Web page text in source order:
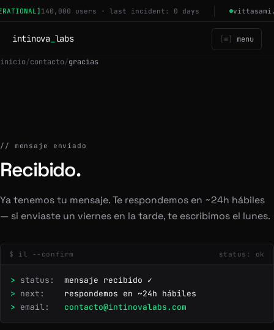
Saltar al contenido
140,000 users · last incident: 0 days
intinova_ labs menu
inicio/contacto/gracias
mensaje enviado
Recibido.
Ya tenemos tu mensaje. Te respondemos en ~24h hábiles
— si enviaste un viernes en la tarde, te escribimos el lunes.
$ il --confirm status: ok
> status: mensaje recibido ✓
> next: respondemos en ~24h hábiles
> email: contacto@intinovalabs.com